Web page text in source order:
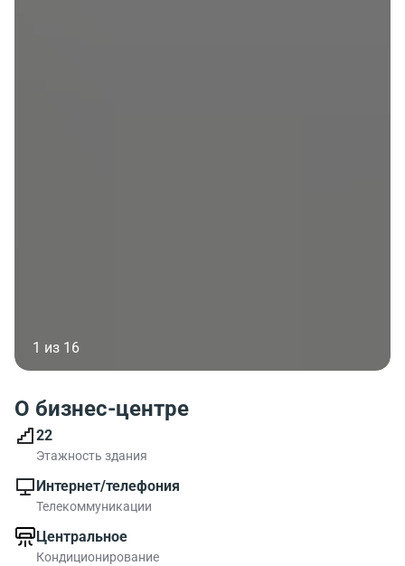
1 из 16
О бизнес-центре
22
Этажность здания
Интернет/телефония
Телекоммуникации
Центральное
Кондиционирование